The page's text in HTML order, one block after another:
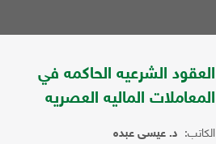
العقود الشرعيه الحاكمه في
المعاملات الماليه العصريه
الكاتب: د. عيسى عبده